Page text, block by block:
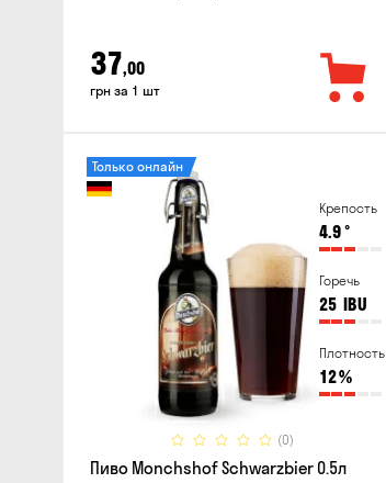
37,00
грн за 1 шт
Крепость
4.9°
Горечь
25 IBU
Плотность
12%
(0)
Только онлайн
Пиво Monchshof Schwarzbier 0.5л